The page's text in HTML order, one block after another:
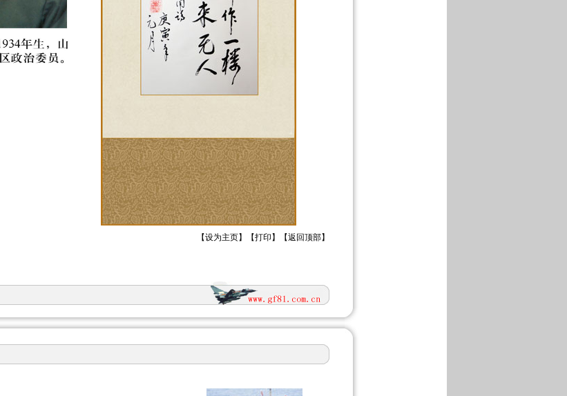
【设为主页】【打印 】【返回顶部】